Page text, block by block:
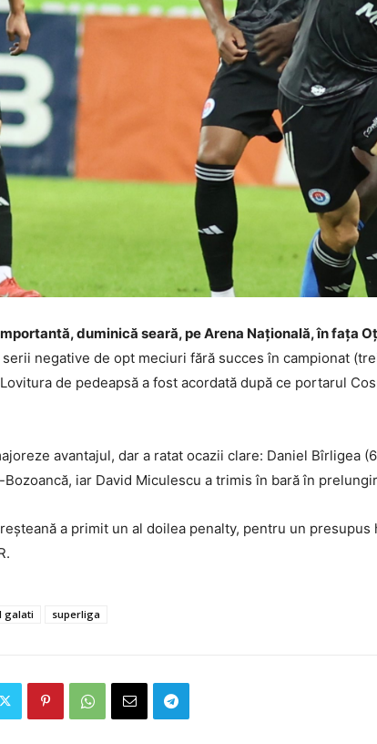
duminică seară, pe Arena Națională, în fața
serii negative de opt meciuri fără succes în campionat
de pedeapsă a fost acordată după ce portarul
avantajul, dar a ratat ocazii clare: Daniel Bîrligea
iar David Miculescu a trimis în bară în
a primit un al doilea penalty, pentru un
galati superliga